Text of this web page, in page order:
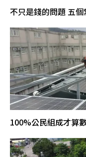
不只是錢的問題 五
100%公民組成才算